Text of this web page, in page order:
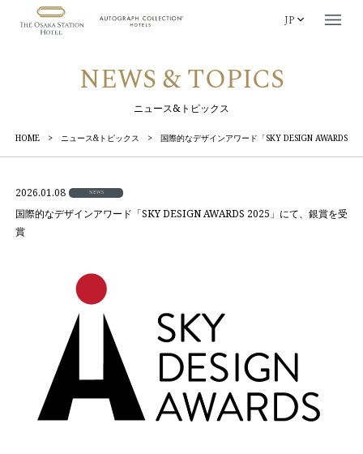
JP
NEWS & TOPICS
ニュース&トピックス
HOME > ニュース&トピックス > 国際的なデザインアワード「SKY DESIGN AWARDS
国際的なデザインアワード「SKY DESIGN AWARDS 2025」にて、銀賞を受
賞
2026.01.08 NEWS